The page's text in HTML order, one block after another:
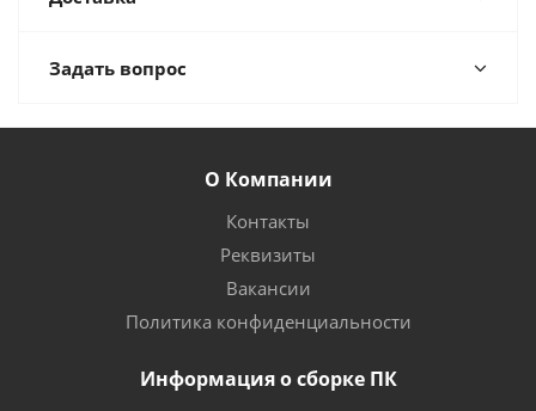
Задать вопрос
О Компании
Контакты
Реквизиты
Вакансии
Политика конфиденциальности
Информация о сборке ПК